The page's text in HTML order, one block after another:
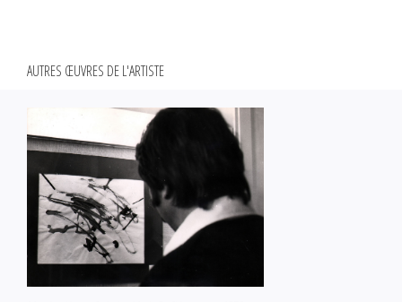
AUTRES ŒUVRES DE L'ARTISTE